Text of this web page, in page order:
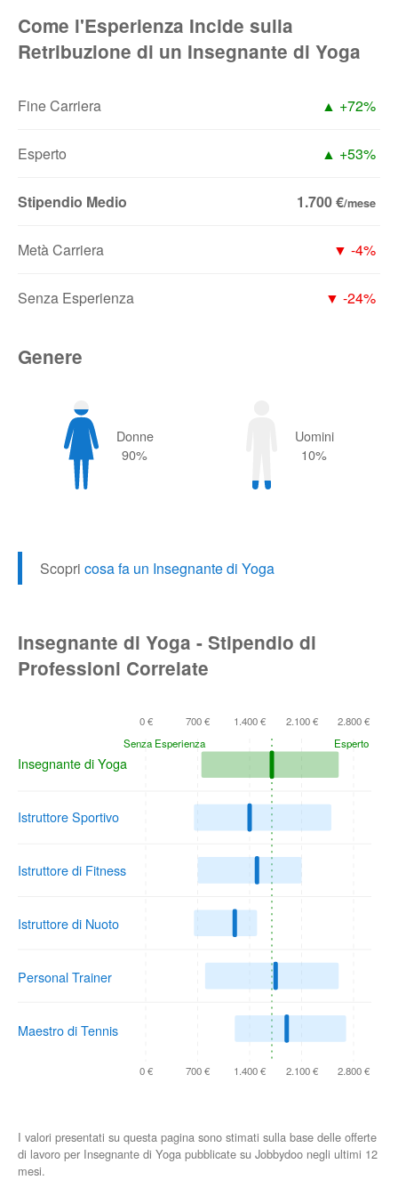
Come l'Esperienza Incide sulla
Retribuzione di un Insegnante di Yoga
Fine Carriera ▲ +72%
Esperto ▲ +53%
Stipendio Medio 1.700 €/mese
Metà Carriera ▼ -4%
Senza Esperienza ▼ -24%
Genere
Donne
90%
Uomini
10%
Scopri cosa fa un Insegnante di Yoga
Insegnante di Yoga - Stipendio di
Professioni Correlate
Insegnante di Yoga
Istruttore Sportivo
Istruttore di Fitness
Istruttore di Nuoto
Personal Trainer
Maestro di Tennis
0 € 700 € 1.400 € 2.100 € 2.800 €
0 € 700 € 1.400 € 2.100 € 2.800 €
Senza Esperienza Esperto
I valori presentati su questa pagina sono stimati sulla base delle offerte
di lavoro per Insegnante di Yoga pubblicate su Jobbydoo negli ultimi 12
mesi.